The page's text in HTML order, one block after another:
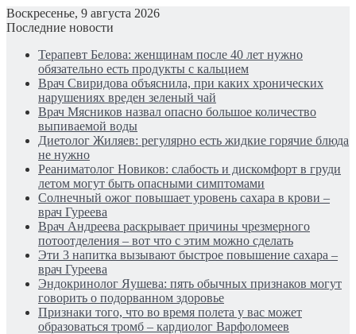
Воскресенье, 9 августа 2026
Последние новости
Терапевт Белова: женщинам после 40 лет нужно
обязательно есть продукты с кальцием
Врач Свиридова объяснила, при каких хронических
нарушениях вреден зеленый чай
Врач Мясников назвал опасно большое количество
выпиваемой воды
Диетолог Жиляев: регулярно есть жидкие горячие блюда
не нужно
Реаниматолог Новиков: слабость и дискомфорт в груди
летом могут быть опасными симптомами
Солнечный ожог повышает уровень сахара в крови –
врач Гуреева
Врач Андреева раскрывает причины чрезмерного
потоотделения – вот что с этим можно сделать
Эти 3 напитка вызывают быстрое повышение сахара –
врач Гуреева
Эндокринолог Яушева: пять обычных признаков могут
говорить о подорванном здоровье
Признаки того, что во время полета у вас может
образоваться тромб – кардиолог Варфоломеев